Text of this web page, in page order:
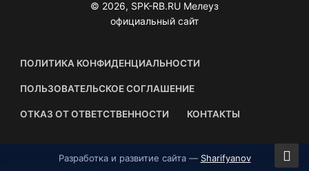
© 2026, SPK-RB.RU Мелеуз
официальный сайт
ПОЛИТИКА КОНФИДЕНЦИАЛЬНОСТИ
ПОЛЬЗОВАТЕЛЬСКОЕ СОГЛАШЕНИЕ
ОТКАЗ ОТ ОТВЕТСТВЕННОСТИ КОНТАКТЫ
Разработка и развитие сайта — Sharifyanov